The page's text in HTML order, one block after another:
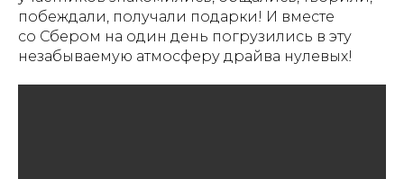
побеждали, получали подарки! И вместе
со Сбером на один день погрузились в эту
незабываемую атмосферу драйва нулевых!